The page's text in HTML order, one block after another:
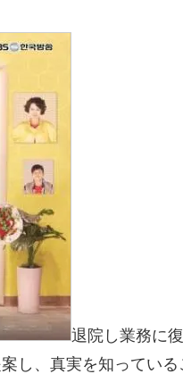
退院し業務に
し、真実を知っている